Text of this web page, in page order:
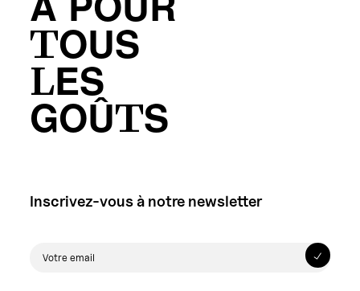
A POUR
TOUS
LES
GOÛTS
Inscrivez-vous à notre newsletter